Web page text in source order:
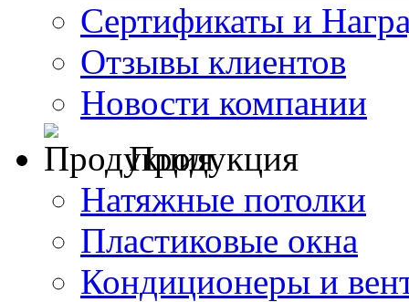
Сертификаты и
Отзывы клиентов
Новости компании
Продукция
Натяжные потолки
Пластиковые окна
Кондиционеры и